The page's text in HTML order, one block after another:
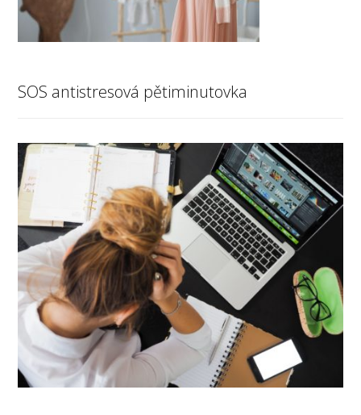
SOS antistresová pětiminutovka